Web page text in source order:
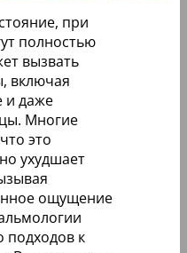
при
полностью
вызвать
включая
и даже
Многие
это
ухудшает
ощущение
подходов к